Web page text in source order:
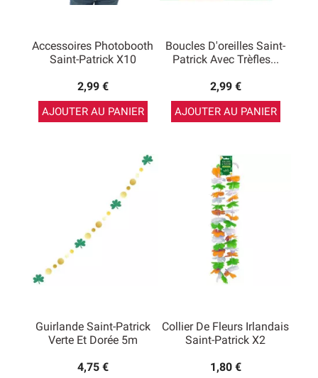
Accessoires Photobooth
Saint-Patrick X10
2,99 €
AJOUTER AU PANIER
Boucles D'oreilles Saint-
Patrick Avec Trèfles...
2,99 €
AJOUTER AU PANIER
Guirlande Saint-Patrick
Verte Et Dorée 5m
4,75 €
Collier De Fleurs Irlandais
Saint-Patrick X2
1,80 €